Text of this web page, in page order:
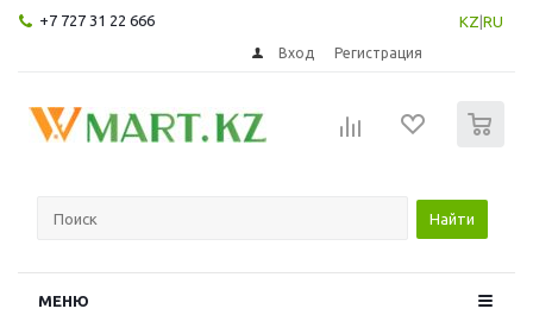
+7 727 31 22 666 KZ RU
Вход Регистрация
Найти
МЕНЮ